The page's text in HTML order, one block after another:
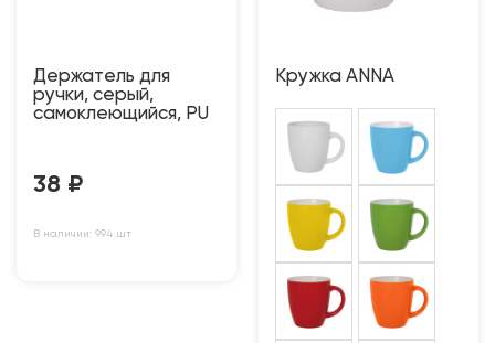
Держатель для
ручки, серый,
самоклеющийся, PU
38 ₽
В наличии: 994 шт
Кружка ANNA